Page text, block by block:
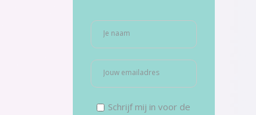
Schrijf mij in voor de